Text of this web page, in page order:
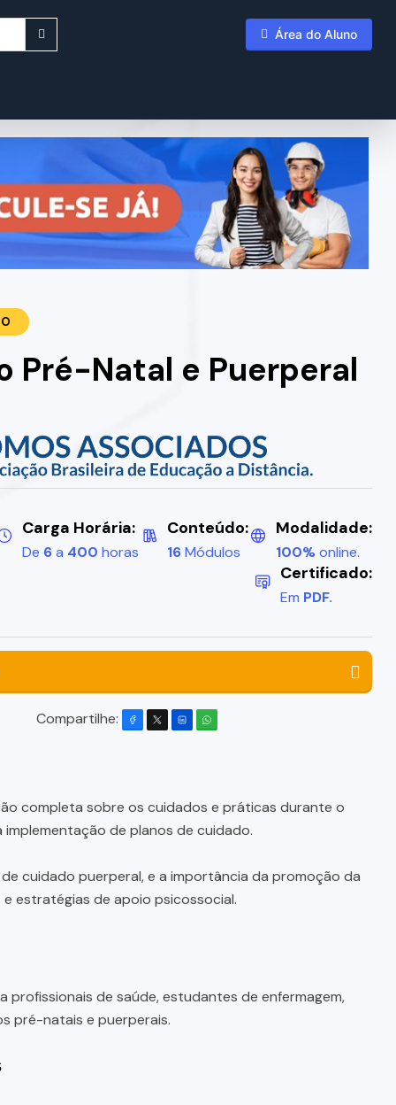
Área do Aluno
Pré-Natal e Puerperal
Carga Horária:
De 6a 400 horas
Conteúdo:
16Módulos
Modalidade:
100%online.
Certificado:
Em PDF.
Compartilhe:
completa sobre os cuidados e práticas durante o
de planos de cuidado.
cuidado puerperal, e a importância da promoção da
estratégias de apoio psicossocial.
profissionais de saúde, estudantes de enfermagem,
pré-natais e puerperais.